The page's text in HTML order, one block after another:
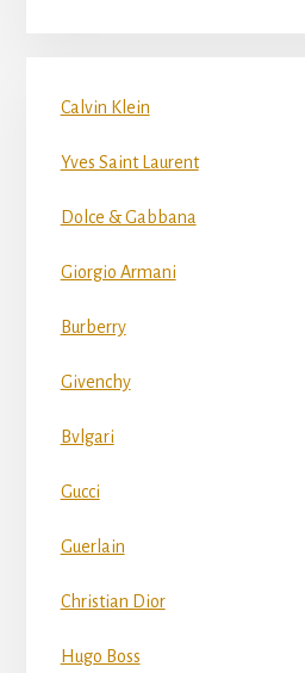
Calvin Klein
Yves Saint Laurent
Dolce & Gabbana
Giorgio Armani
Burberry
Givenchy
Bvlgari
Gucci
Guerlain
Christian Dior
Hugo Boss